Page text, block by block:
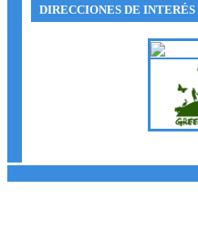
DIRECCIONES DE INTERÉS